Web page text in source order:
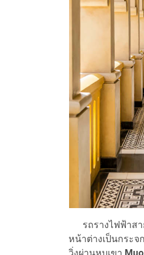
รถรางไฟฟ้าสา
หน้าต่างเป็นกระจ